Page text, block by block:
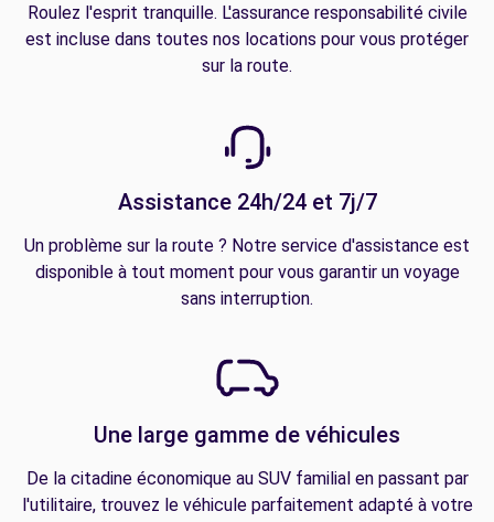
Roulez l'esprit tranquille. L'assurance responsabilité civile
est incluse dans toutes nos locations pour vous protéger
sur la route.
Assistance 24h/24 et 7j/7
Un problème sur la route ? Notre service d'assistance est
disponible à tout moment pour vous garantir un voyage
sans interruption.
Une large gamme de véhicules
De la citadine économique au SUV familial en passant par
l'utilitaire, trouvez le véhicule parfaitement adapté à votre